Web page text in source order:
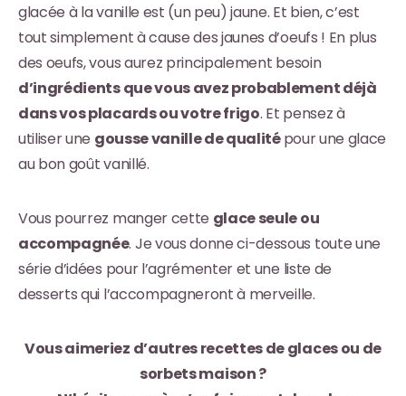
glacée à la vanille est (un peu) jaune. Et bien, c’est
tout simplement à cause des jaunes d’oeufs ! En plus
des oeufs, vous aurez principalement besoin
d’ingrédients que vous avez probablement déjà
dans vos placards ou votre frigo. Et pensez à
utiliser une gousse vanille de qualitépour une glace
au bon goût vanillé.
Vous pourrez manger cette glace seule ou
accompagnée. Je vous donne ci-dessous toute une
série d’idées pour l’agrémenter et une liste de
desserts qui l’accompagneront à merveille.
Vous aimeriez d’autres recettes de glaces ou de
sorbets maison ?